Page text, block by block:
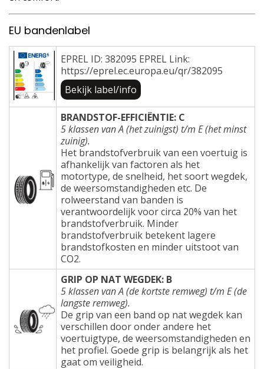
EU bandenlabel
EPREL ID: 382095 EPREL Link:
https://eprel.ec.europa.eu/qr/382095
Bekijk label/info
BRANDSTOF-EFFICIËNTIE: C
5 klassen van A (het zuinigst) t/m E (het minst
zuinig).
Het brandstofverbruik van een voertuig is
afhankelijk van factoren als het
motortype, de snelheid, het soort wegdek,
de weersomstandigheden etc. De
rolweerstand van banden is
verantwoordelijk voor circa 20% van het
brandstofverbruik. Minder
brandstofverbruik betekent lagere
brandstofkosten en minder uitstoot van
CO2.
GRIP OP NAT WEGDEK: B
5 klassen van A (de kortste remweg) t/m E (de
langste remweg).
De grip van een band op nat wegdek kan
verschillen door onder andere het
voertuigtype, de weersomstandigheden en
het profiel. Goede grip is belangrijk als het
gaat om veiligheid.